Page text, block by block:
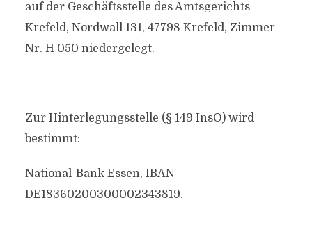
auf der Geschäftsstelle des Amtsgerichts
Krefeld, Nordwall 131, 47798 Krefeld, Zimmer
Nr. H 050 niedergelegt.
Zur Hinterlegungsstelle (§ 149 InsO) wird
bestimmt:
National-Bank Essen, IBAN
DE18360200300002343819.